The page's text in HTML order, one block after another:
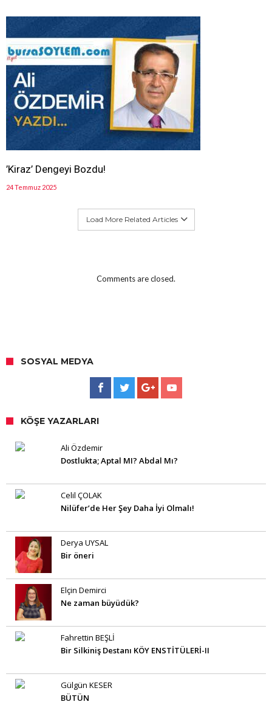
’Kiraz’ Dengeyi Bozdu!
24 Temmuz 2025
Load More Related Articles
Comments are closed.
SOSYAL MEDYA
KÖŞE YAZARLARI
Ali Özdemir
Dostlukta; Aptal MI? Abdal Mı?
Celil ÇOLAK
Nilüfer’de Her Şey Daha İyi Olmalı!
Derya UYSAL
Bir öneri
Elçin Demirci
Ne zaman büyüdük?
Fahrettin BEŞLİ
Bir Silkiniş Destanı KÖY ENSTİTÜLERİ-II
Gülgün KESER
BÜTÜN